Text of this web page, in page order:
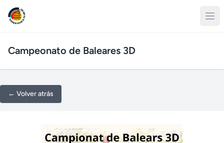
Campeonato de Baleares 3D
← Volver atrás